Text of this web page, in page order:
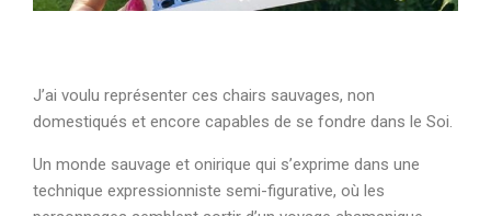
J’ai voulu représenter ces chairs sauvages, non
domestiqués et encore capables de se fondre dans le Soi.
Un monde sauvage et onirique qui s’exprime dans une
technique expressionniste semi-figurative, où les